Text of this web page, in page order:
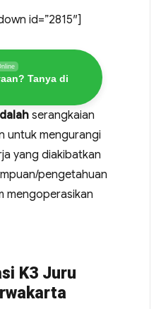
id=”2815″]
Tanya di
serangkaian
untuk mengurangi
yang diakibatkan
pengetahuan
mengoperasikan
K3 Juru